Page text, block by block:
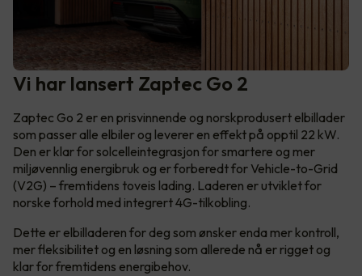
Vi har lansert Zaptec Go 2
Zaptec Go 2 er en prisvinnende og norskprodusert elbillader
som passer alle elbiler og leverer en effekt på opptil 22 kW.
Den er klar for solcelleintegrasjon for smartere og mer
miljøvennlig energibruk og er forberedt for Vehicle-to-Grid
(V2G) – fremtidens toveis lading. Laderen er utviklet for
norske forhold med integrert 4G-tilkobling.
Dette er elbilladeren for deg som ønsker enda mer kontroll,
mer fleksibilitet og en løsning som allerede nå er rigget og
klar for fremtidens energibehov.